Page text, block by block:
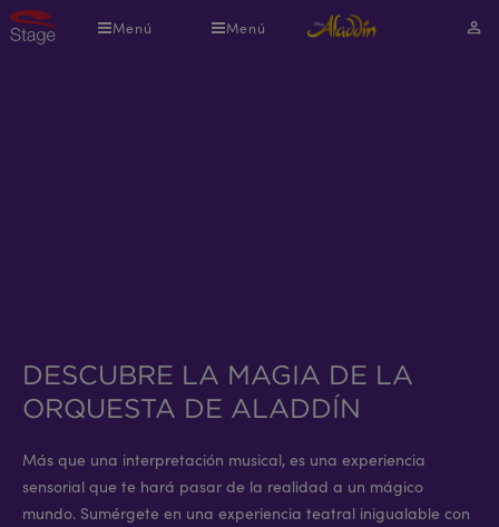
Pasar
al
Menú Menú
Mi
Más que una interpretación musical, es una experiencia
sensorial que te hará pasar de la realidad a un mágico
mundo. Sumérgete en una experiencia teatral inigualable con
DESCUBRE LA MAGIA DE LA
ORQUESTA DE ALADDÍN